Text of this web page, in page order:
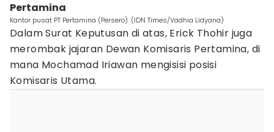
Pertamina
Kantor pusat PT Pertamina (Persero). (IDN Times/Vadhia Lidyana)
Dalam Surat Keputusan di atas, Erick Thohir juga
merombak jajaran Dewan Komisaris Pertamina, di
mana Mochamad Iriawan mengisisi posisi
Komisaris Utama.